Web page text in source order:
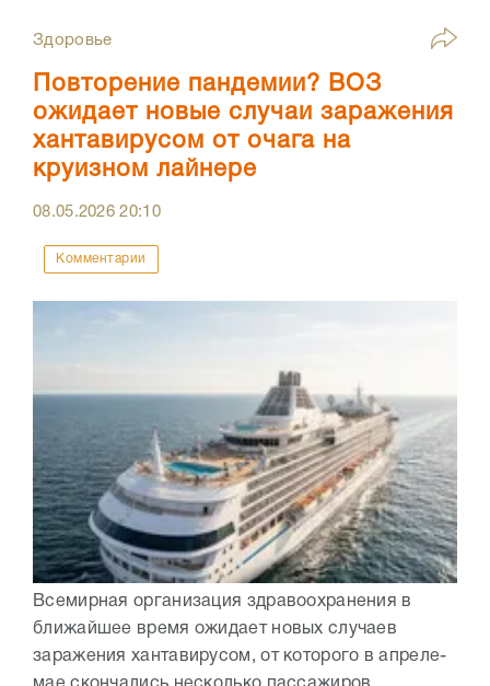
Здоровье
Повторение пандемии? ВОЗ
ожидает новые случаи заражения
хантавирусом от очага на
круизном лайнере
08.05.202620:10
Комментарии
Всемирная организация здравоохранения в
ближайшее время ожидает новых случаев
заражения хантавирусом, от которого в апреле-